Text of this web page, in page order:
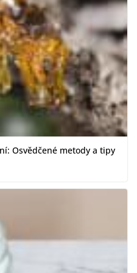
Osvědčené metody a tipy